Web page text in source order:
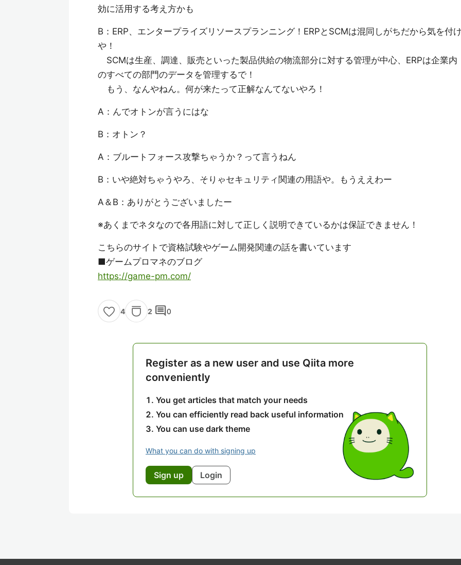
効に活用する考え方かも
B：ERP、エンタープライズリソースプランニング！ERPとSCMは混同しがちだから気を付
や！
SCMは生産、調達、販売といった製品供給の物流部分に対する管理が中心、ERPは企業内
のすべての部門のデータを管理するで！
もう、なんやねん。何が来たって正解なんてないやろ！
A：んでオトンが言うにはな
B：オトン？
A：ブルートフォース攻撃ちゃうか？って言うねん
B：いや絶対ちゃうやろ、そりゃセキュリティ関連の用語や。もうええわー
A＆B：ありがとうございましたー
※あくまでネタなので各用語に対して正しく説明できているかは保証できません！
こちらのサイトで資格試験やゲーム開発関連の話を書いています
■ゲームプロマネのブログ
https://game-pm.com/
4 2 comment0
Register as a new user and use Qiita more
conveniently
You get articles that match your needs
You can efficiently read back useful information
You can use dark theme
What you can do with signing up
Sign up Login